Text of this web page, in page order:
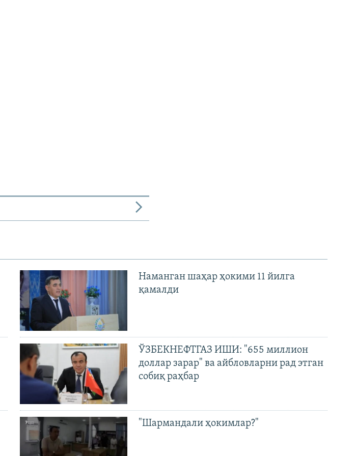
Наманган шаҳар ҳокими 11 йилга
қамалди
ЎЗБЕКНЕФТГАЗ ИШИ: "655 миллион
доллар зарар" ва айбловларни рад этган
собиқ раҳбар
"Шармандали ҳокимлар?"